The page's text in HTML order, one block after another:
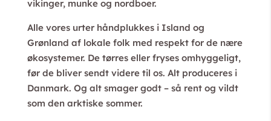
vikinger, munke og nordboer.
Alle vores urter håndplukkes i Island og
Grønland af lokale folk med respekt for de nære
økosystemer. De tørres eller fryses omhyggeligt,
før de bliver sendt videre til os. Alt produceres i
Danmark. Og alt smager godt – så rent og vildt
som den arktiske sommer.